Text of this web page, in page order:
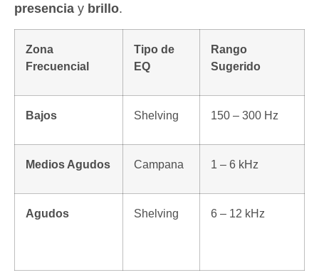
presencia y brillo.
Zona
Frecuencial
Tipo de
EQ
Rango
Sugerido
Bajos Shelving 150 – 300 Hz
Medios Agudos Campana 1 – 6 kHz
Agudos Shelving 6 – 12 kHz